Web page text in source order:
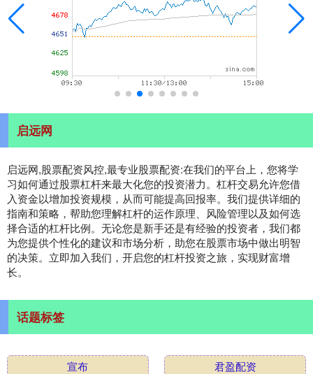
启远网
启远网,股票配资风控,最专业股票配资:在我们的平台上，您将学
习如何通过股票杠杆来最大化您的投资潜力。杠杆交易允许您借
入资金以增加投资规模，从而可能提高回报率。我们提供详细的
指南和策略，帮助您理解杠杆的运作原理、风险管理以及如何选
择合适的杠杆比例。无论您是新手还是有经验的投资者，我们都
为您提供个性化的建议和市场分析，助您在股票市场中做出明智
的决策。立即加入我们，开启您的杠杆投资之旅，实现财富增
长。
话题标签
宣布
君盈配资